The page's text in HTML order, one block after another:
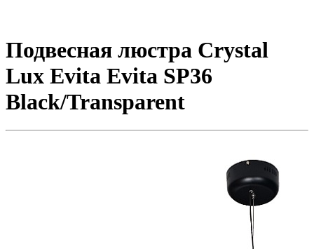
Подвесная люстра Crystal
Lux Evita Evita SP36
Black/Transparent